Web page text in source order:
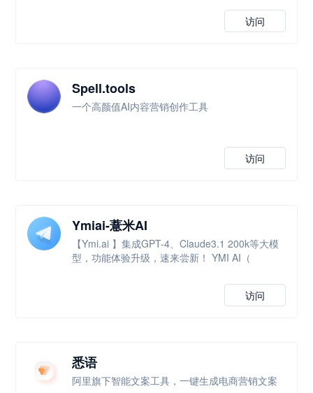
访问
Spell.tools
一个高颜值AI内容营销创作工具
访问
Ymiai-薏米AI
【Ymi.ai 】集成GPT-4、Claude3.1 200k等大模
型，功能体验升级，速来尝新！ YMI AI（
访问
悉语
阿里旗下智能文案工具，一键生成电商营销文案